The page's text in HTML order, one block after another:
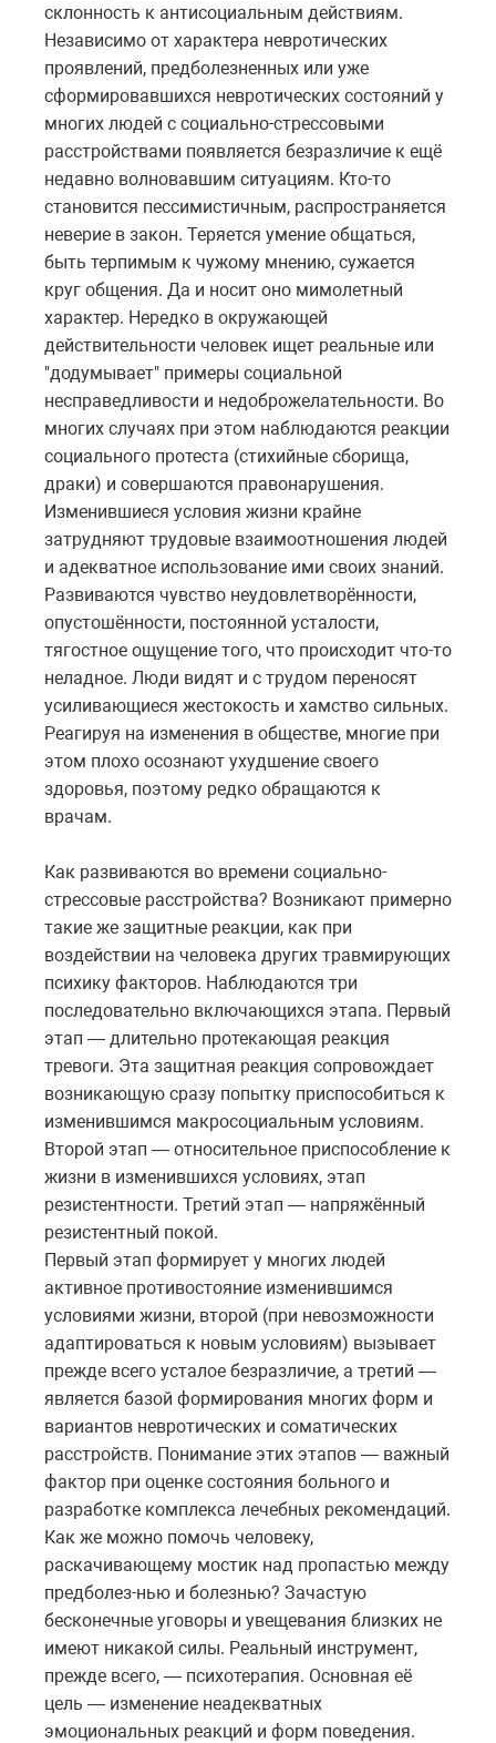
склонность к антисоциальным действиям.
Независимо от характера невротических
проявлений, предболезненных или уже
сформировавшихся невротических состояний у
многих людей с социально-стрессовыми
расстройствами появляется безразличие к ещё
недавно волновавшим ситуациям. Кто-то
становится пессимистичным, распространяется
неверие в закон. Теряется умение общаться,
быть терпимым к чужому мнению, сужается
круг общения. Да и носит оно мимолетный
характер. Нередко в окружающей
действительности человек ищет реальные или
"додумывает" примеры социальной
несправедливости и недоброжелательности. Во
многих случаях при этом наблюдаются реакции
социального протеста (стихийные сборища,
драки) и совершаются правонарушения.
Изменившиеся условия жизни крайне
затрудняют трудовые взаимоотношения людей
и адекватное использование ими своих знаний.
Развиваются чувство неудовлетворённости,
опустошённости, постоянной усталости,
тягостное ощущение того, что происходит что-то
неладное. Люди видят и с трудом переносят
усиливающиеся жестокость и хамство сильных.
Реагируя на изменения в обществе, многие при
этом плохо осознают ухудшение своего
здоровья, поэтому редко обращаются к
врачам.
Как развиваются во времени социально-
стрессовые расстройства? Возникают примерно
такие же защитные реакции, как при
воздействии на человека других травмирующих
психику факторов. Наблюдаются три
последовательно включающихся этапа. Первый
этап — длительно протекающая реакция
тревоги. Эта защитная реакция сопровождает
возникающую сразу попытку приспособиться к
изменившимся макросоциальным условиям.
Второй этап — относительное приспособление к
жизни в изменившихся условиях, этап
резистентности. Третий этап — напряжённый
резистентный покой.
Первый этап формирует у многих людей
активное противостояние изменившимся
условиями жизни, второй (при невозможности
адаптироваться к новым условиям) вызывает
прежде всего усталое безразличие, а третий —
является базой формирования многих форм и
вариантов невротических и соматических
расстройств. Понимание этих этапов — важный
фактор при оценке состояния больного и
разработке комплекса лечебных рекомендаций.
Как же можно помочь человеку,
раскачивающему мостик над пропастью между
предболез-нью и болезнью? Зачастую
бесконечные уговоры и увещевания близких не
имеют никакой силы. Реальный инструмент,
прежде всего, — психотерапия. Основная её
цель — изменение неадекватных
эмоциональных реакций и форм поведения.